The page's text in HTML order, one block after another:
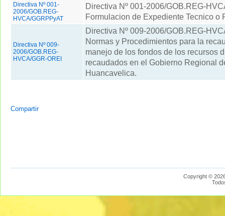
Directiva Nº 001-
2006/GOB.REG-
HVCA/GGRPPyAT
Directiva Nº 001-2006/GOB.REG-
Formulacion de Expediente Tecnico o
Directiva Nº 009-
2006/GOB.REG-
HVCA/GGR-OREI
Directiva Nº 009-2006/GOB.REG-
Normas y Procedimientos para la
manejo de los fondos de los recursos
recaudados en el Gobierno Regional
Huancavelica.
Compartir
Copyright ©